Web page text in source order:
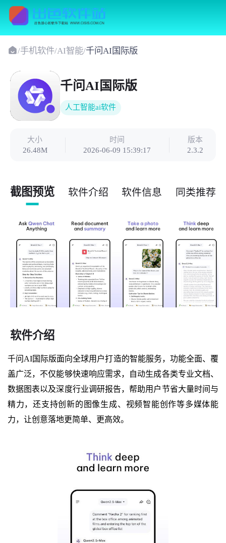
/手机软件/AI智能/千问AI国际版
千问AI国际版
人工智能ai软件
大小
26.48M
时间
2026-06-09 15:39:17
版本
2.3.2
截图预览 软件介绍 软件信息 同类推荐
软件介绍
千问AI国际版面向全球用户打造的智能服务，功能全面、覆
盖广泛，不仅能够快速响应需求，自动生成各类专业文档、
数据图表以及深度行业调研报告，帮助用户节省大量时间与
精力，还支持创新的图像生成、视频智能创作等多媒体能
力，让创意落地更简单、更高效。